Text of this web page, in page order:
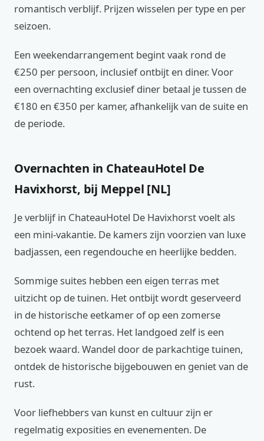
romantisch verblijf. Prijzen wisselen per type en per
seizoen.
Een weekendarrangement begint vaak rond de
€250 per persoon, inclusief ontbijt en diner. Voor
een overnachting exclusief diner betaal je tussen de
€180 en €350 per kamer, afhankelijk van de suite en
de periode.
Overnachten in ChateauHotel De
Havixhorst, bij Meppel [NL]
Je verblijf in ChateauHotel De Havixhorst voelt als
een mini-vakantie. De kamers zijn voorzien van luxe
badjassen, een regendouche en heerlijke bedden.
Sommige suites hebben een eigen terras met
uitzicht op de tuinen. Het ontbijt wordt geserveerd
in de historische eetkamer of op een zomerse
ochtend op het terras. Het landgoed zelf is een
bezoek waard. Wandel door de parkachtige tuinen,
ontdek de historische bijgebouwen en geniet van de
rust.
Voor liefhebbers van kunst en cultuur zijn er
regelmatig exposities en evenementen. De